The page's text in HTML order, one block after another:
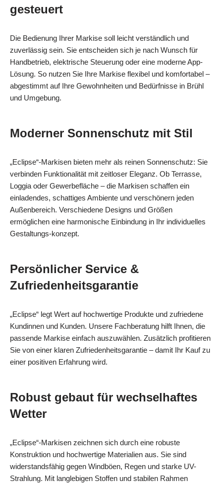
gesteuert
Die Bedienung Ihrer Markise soll leicht verständlich und
zuverlässig sein. Sie entscheiden sich je nach Wunsch für
Handbetrieb, elektrische Steuerung oder eine moderne App-
Lösung. So nutzen Sie Ihre Markise flexibel und komfortabel –
abgestimmt auf Ihre Gewohnheiten und Bedürfnisse in Brühl
und Umgebung.
Moderner Sonnenschutz mit Stil
„Eclipse“-Markisen bieten mehr als reinen Sonnenschutz: Sie
verbinden Funktionalität mit zeitloser Eleganz. Ob Terrasse,
Loggia oder Gewerbefläche – die Markisen schaffen ein
einladendes, schattiges Ambiente und verschönern jeden
Außenbereich. Verschiedene Designs und Größen
ermöglichen eine harmonische Einbindung in Ihr individuelles
Gestaltungs-konzept.
Persönlicher Service &
Zufriedenheitsgarantie
„Eclipse“ legt Wert auf hochwertige Produkte und zufriedene
Kundinnen und Kunden. Unsere Fachberatung hilft Ihnen, die
passende Markise einfach auszuwählen. Zusätzlich profitieren
Sie von einer klaren Zufriedenheitsgarantie – damit Ihr Kauf zu
einer positiven Erfahrung wird.
Robust gebaut für wechselhaftes
Wetter
„Eclipse“-Markisen zeichnen sich durch eine robuste
Konstruktion und hochwertige Materialien aus. Sie sind
widerstandsfähig gegen Windböen, Regen und starke UV-
Strahlung. Mit langlebigen Stoffen und stabilen Rahmen